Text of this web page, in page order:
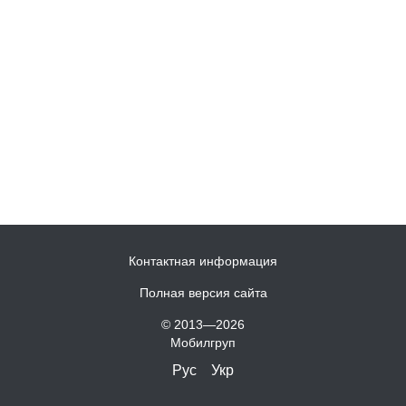
Контактная информация
Полная версия сайта
© 2013—2026
Мобилгруп
Рус Укр